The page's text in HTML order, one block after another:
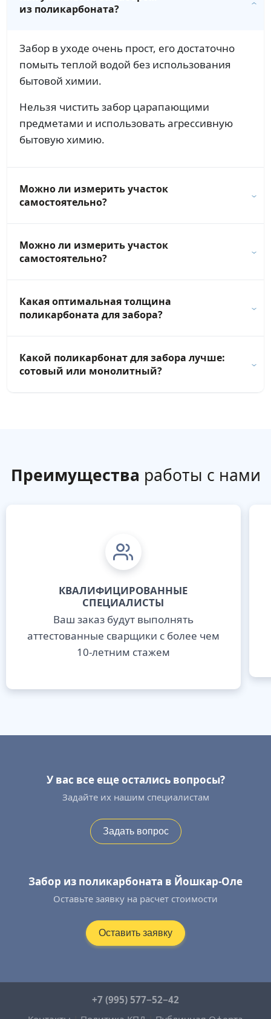
из поликарбоната?
Забор в уходе очень прост, его достаточно
помыть теплой водой без использования
бытовой химии.
Нельзя чистить забор царапающими
предметами и использовать агрессивную
бытовую химию.
Можно ли измерить участок
самостоятельно?
Можно ли измерить участок
самостоятельно?
Какая оптимальная толщина
поликарбоната для забора?
Какой поликарбонат для забора лучше:
сотовый или монолитный?
Преимущества работы с нами
КВАЛИФИЦИРОВАННЫЕ
СПЕЦИАЛИСТЫ
Ваш заказ будут выполнять
аттестованные сварщики с более чем
10-летним стажем
У вас все еще остались вопросы?
Задайте их нашим специалистам
Задать вопрос
Забор из поликарбоната в Йошкар-Оле
Оставьте заявку на расчет стоимости
Оставить заявку
+7 (995) 577−52−42